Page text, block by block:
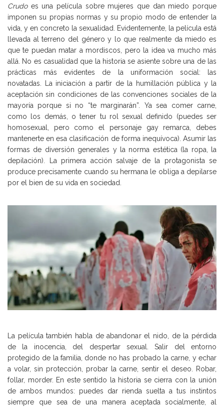
Crudoes una película sobre mujeres que dan miedo porque
imponen su propias normas y su propio modo de entender la
vida, y en concreto la sexualidad. Evidentemente, la película está
llevada al terreno del género y lo que realmente da miedo es
que te puedan matar a mordiscos, pero la idea va mucho más
allá. No es casualidad que la historia se asiente sobre una de las
prácticas más evidentes de la uniformación social: las
novatadas. La iniciación a partir de la humillación pública y la
aceptación sin condiciones de las convenciones sociales de la
mayoría porque si no “te marginarán”. Ya sea comer carne,
como los demás, o tener tu rol sexual definido (puedes ser
homosexual, pero como el personaje gay remarca, debes
mantenerte en esa clasificación de forma inequívoca). Asumir las
formas de diversión generales y la norma estética (la ropa, la
depilación). La primera acción salvaje de la protagonista se
produce precisamente cuando su hermana le obliga a depilarse
por el bien de su vida en sociedad.
La película también habla de abandonar el nido, de la pérdida
de la inocencia, del despertar sexual. Salir del entorno
protegido de la familia, donde no has probado la carne, y echar
a volar, sin protección, probar la carne, sentir el deseo. Robar,
follar, morder. En este sentido la historia se cierra con la unión
de ambos mundos: puedes dar rienda suelta a tus instintos
siempre que sea de una manera aceptada socialmente, al